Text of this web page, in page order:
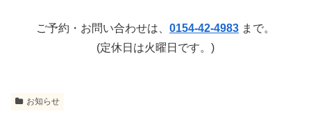
ご予約・お問い合わせは、 0154-42-4983 まで。
(定休日は火曜日です。)
お知らせ